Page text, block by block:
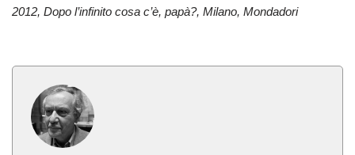
2012, Dopo l’infinito cosa c’è, papà?, Milano, Mondadori